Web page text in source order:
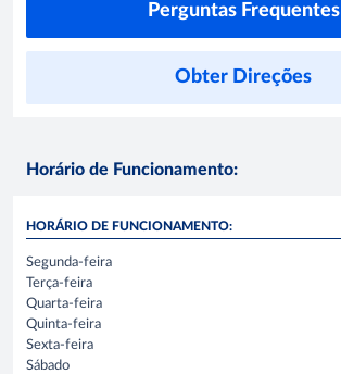
Perguntas Frequentes
Obter Direções
Horário de Funcionamento:
HORÁRIO DE FUNCIONAMENTO:
Segunda-feira
Terça-feira
Quarta-feira
Quinta-feira
Sexta-feira
Sábado